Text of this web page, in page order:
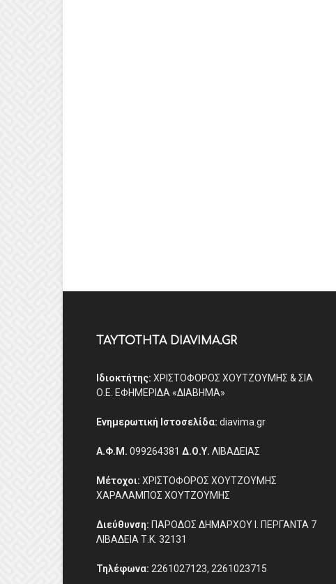
ΤΑΥΤΟΤΗΤΑ DIAVIMA.GR
Ιδιοκτήτης: ΧΡΙΣΤΟΦΟΡΟΣ ΧΟΥΤΖΟΥΜΗΣ & ΣΙΑ
Ο.Ε. ΕΦΗΜΕΡΙΔΑ «ΔΙΑΒΗΜΑ»
Ενημερωτική Ιστοσελίδα: diavima.gr
Α.Φ.Μ. 099264381 Δ.Ο.Υ. ΛΙΒΑΔΕΙΑΣ
Μέτοχοι: ΧΡΙΣΤΟΦΟΡΟΣ ΧΟΥΤΖΟΥΜΗΣ
ΧΑΡΑΛΑΜΠΟΣ ΧΟΥΤΖΟΥΜΗΣ
Διεύθυνση: ΠΑΡΟΔΟΣ ΔΗΜΑΡΧΟΥ Ι. ΠΕΡΓΑΝΤΑ 7
ΛΙΒΑΔΕΙΑ Τ.Κ. 32131
Τηλέφωνα: 2261027123, 2261023715